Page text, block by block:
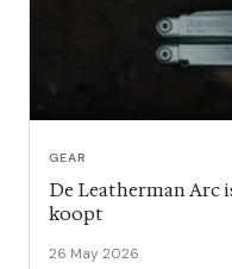
GEAR
De Leatherman Arc
koopt
26 May 2026